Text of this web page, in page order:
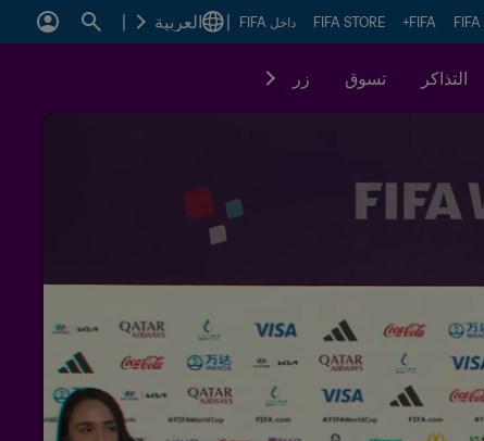
FIFA+
FIFA STORE داخل FIFA العربية
التذاكر تسوق زر